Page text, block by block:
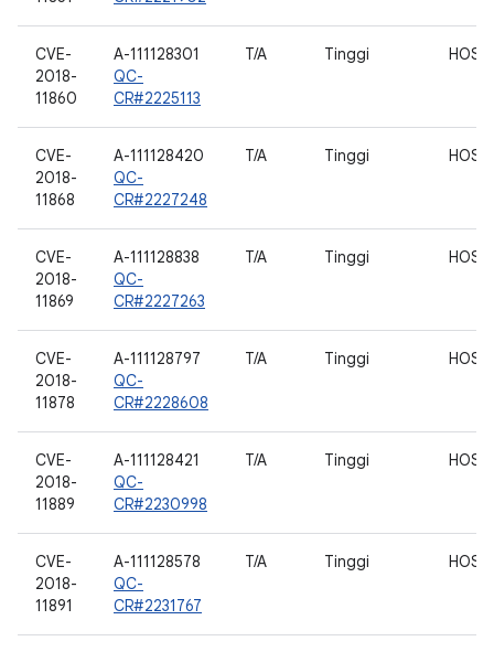
CVE-
2018-
11860
A-111128301
QC-
CR#2225113
T/A Tinggi HOST
CVE-
2018-
11868
A-111128420
QC-
CR#2227248
T/A Tinggi HOST
CVE-
2018-
11869
A-111128838
QC-
CR#2227263
T/A Tinggi HOST
CVE-
2018-
11878
A-111128797
QC-
CR#2228608
T/A Tinggi HOST
CVE-
2018-
11889
A-111128421
QC-
CR#2230998
T/A Tinggi HOST
CVE-
2018-
11891
A-111128578
QC-
CR#2231767
T/A Tinggi HOST